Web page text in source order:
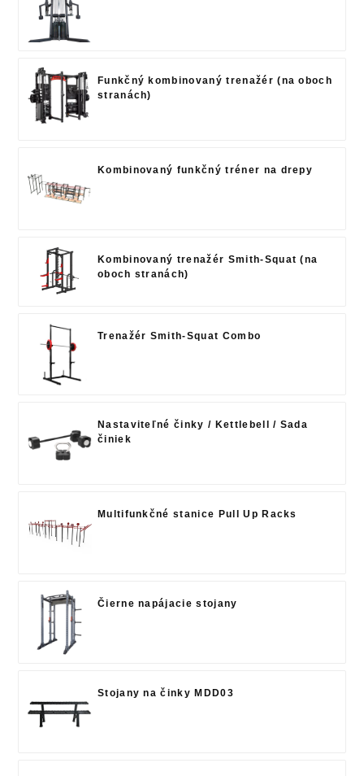
Funkčný kombinovaný trenažér (na oboch
stranách)
Kombinovaný funkčný tréner na drepy
Kombinovaný trenažér Smith-Squat (na
oboch stranách)
Trenažér Smith-Squat Combo
Nastaviteľné činky / Kettlebell / Sada
činiek
Multifunkčné stanice Pull Up Racks
Čierne napájacie stojany
Stojany na činky MDD03